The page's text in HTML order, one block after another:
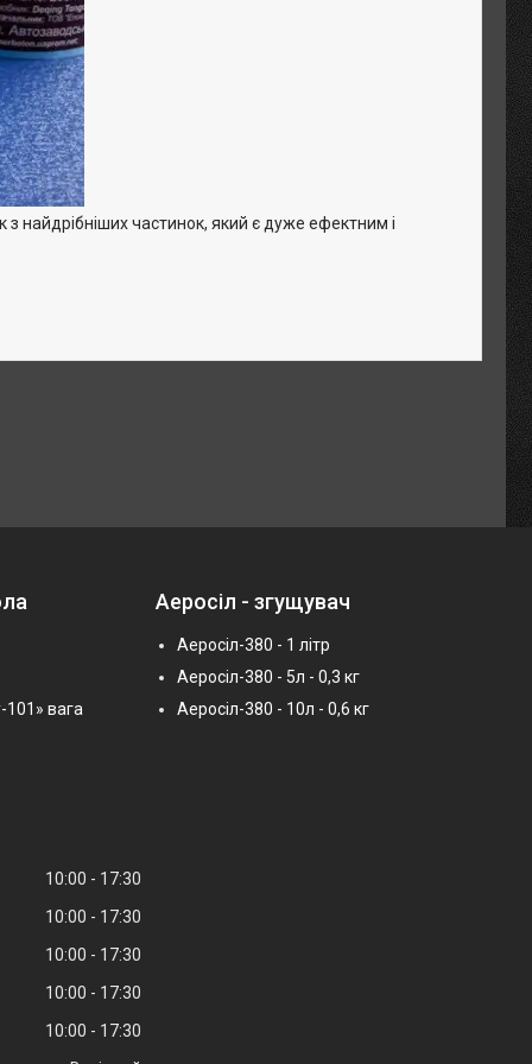
найдрібніших частинок, який є дуже ефектним і
вага
Аеросіл - згущувач
Аеросіл-380 - 1 літр
Аеросіл-380 - 5л - 0,3 кг
Аеросіл-380 - 10л - 0,6 кг
10:00
17:30
10:00
17:30
10:00
17:30
10:00
17:30
10:00
17:30